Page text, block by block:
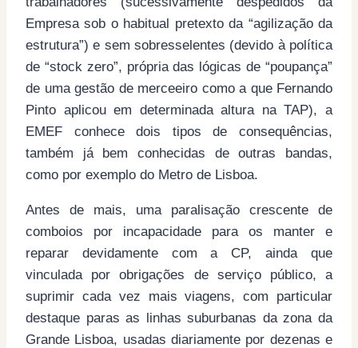
Empresa sob o habitual pretexto da “agilização da
estrutura”) e sem sobresselentes (devido à política
de “stock zero”, própria das lógicas de “poupança”
de uma gestão de merceeiro como a que Fernando
Pinto aplicou em determinada altura na TAP), a
EMEF conhece dois tipos de consequências,
também já bem conhecidas de outras bandas,
como por exemplo do Metro de Lisboa.
Antes de mais, uma paralisação crescente de
comboios por incapacidade para os manter e
reparar devidamente com a CP, ainda que
vinculada por obrigações de serviço público, a
suprimir cada vez mais viagens, com particular
destaque paras as linhas suburbanas da zona da
Grande Lisboa, usadas diariamente por dezenas e